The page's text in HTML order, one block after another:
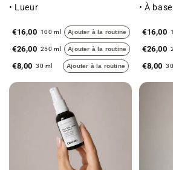
• Lueur
€16,00 100 ml Ajouter à la routine
€26,00 250 ml Ajouter à la routine
€8,00 30 ml Ajouter à la routine
• À
€16,00
€26,00
€8,00